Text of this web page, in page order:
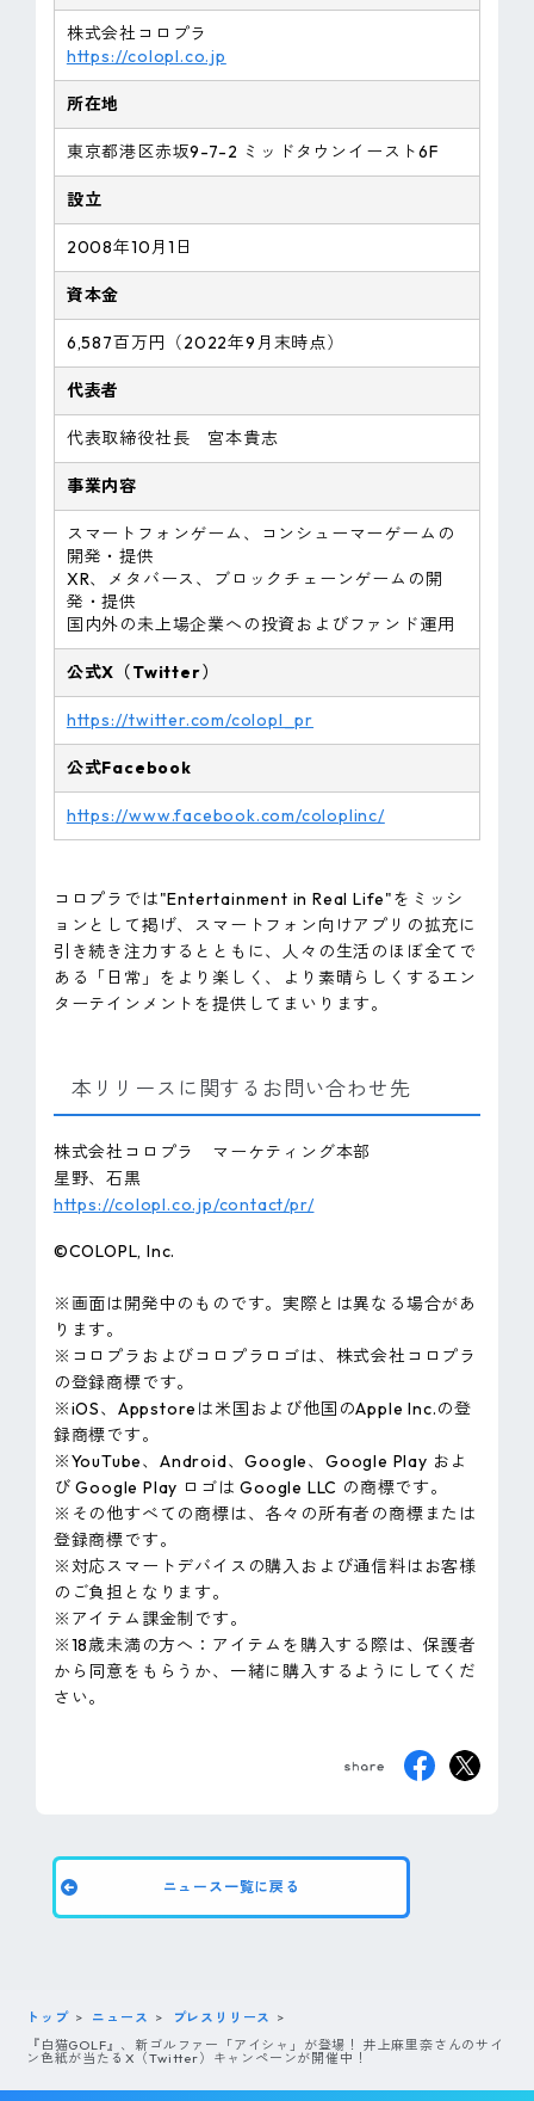
株式会社コロプラ
https://colopl.co.jp
所在地
東京都港区赤坂9-7-2 ミッドタウンイースト6F
設立
2008年10月1日
資本金
6,587百万円（2022年9月末時点）
代表者
代表取締役社長 宮本貴志
事業内容
スマートフォンゲーム、コンシューマーゲームの
開発・提供
XR、メタバース、ブロックチェーンゲームの開
発・提供
国内外の未上場企業への投資およびファンド運用
公式X（Twitter）
https://twitter.com/colopl_pr
公式Facebook
https://www.facebook.com/coloplinc/
コロプラでは"Entertainment in Real Life"をミッシ
ョンとして掲げ、スマートフォン向けアプリの拡充に
引き続き注力するとともに、人々の生活のほぼ全てで
ある「日常」をより楽しく、より素晴らしくするエン
ターテインメントを提供してまいります。
本リリースに関するお問い合わせ先
株式会社コロプラ マーケティング本部
星野、石黒
https://colopl.co.jp/contact/pr/
©COLOPL, lnc.
※画面は開発中のものです。実際とは異なる場合があ
ります。
※コロプラおよびコロプラロゴは、株式会社コロプラ
の登録商標です。
※iOS、Appstoreは米国および他国のApple Inc.の登
録商標です。
※YouTube、Android、Google、Google Play およ
び Google Play ロゴは Google LLC の商標です。
※その他すべての商標は、各々の所有者の商標または
登録商標です。
※対応スマートデバイスの購入および通信料はお客様
のご負担となります。
※アイテム課金制です。
※18歳未満の方へ：アイテムを購入する際は、保護者
から同意をもらうか、一緒に購入するようにしてくだ
さい。
ニュース一覧に戻る
トップ ニュース
プレスリリース
『白猫GOLF』、新ゴルファー「アイシャ」が登場！ 井上麻里奈さんのサイ
ン色紙が当たるX（Twitter）キャンペーンが開催中！